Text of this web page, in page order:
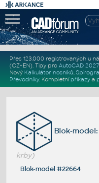
Přes 123.000 registrovaných u
(CZ+EN). Tipy pro AutoCAD 2027
Nový Kalkulátor nosníků,
Převodníky. Kompletní příkazya
Blok-
krby)
Blok-model #22664